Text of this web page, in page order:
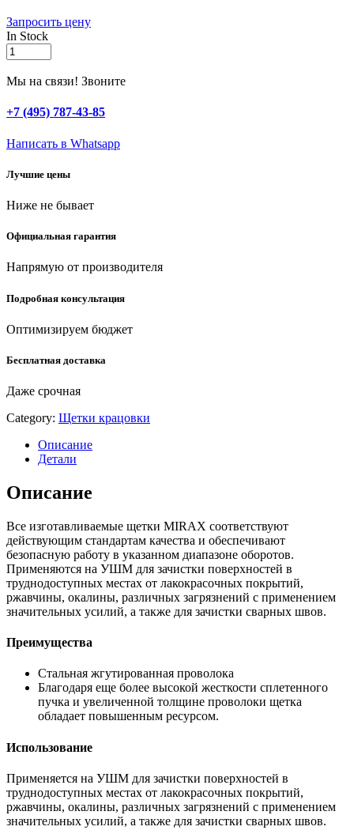
Запросить цену
In Stock
MIRAX
200
мм,
стальная
проволока
мм,
дисковая
УШМ
200)
Мы на связи! Звоните
+7 (495) 787-43-85
Написать в Whatsapp
Лучшие цены
Ниже не бывает
Официальная гарантия
Напрямую от производителя
Подробная консультация
Оптимизируем бюджет
Бесплатная доставка
Даже срочная
Category: Щетки крацовки
Описание
Детали
Описание
Все изготавливаемые щетки MIRAX соответствуют
действующим стандартам качества и обеспечивают
безопасную работу в указанном диапазоне оборотов.
Применяются на УШМ для зачистки поверхностей в
труднодоступных местах от лакокрасочных покрытий,
ржавчины, окалины, различных загрязнений с применением
значительных усилий, а также для зачистки сварных швов.
Преимущества
Стальная жгутированная проволока
Благодаря еще более высокой жесткости сплетенного
пучка и увеличенной толщине проволоки щетка
обладает повышенным ресурсом.
Использование
Применяется на УШМ для зачистки поверхностей в
труднодоступных местах от лакокрасочных покрытий,
ржавчины, окалины, различных загрязнений с применением
значительных усилий, а также для зачистки сварных швов.